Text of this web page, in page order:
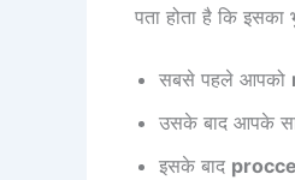
पता होता है कि
सबसे पहले आपको
उसके बाद आपके
इसके बाद